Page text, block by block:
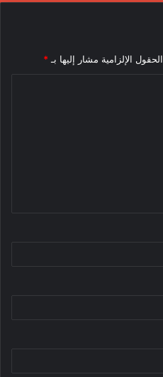
الحقول الإلزامية مشار إليها بـ *